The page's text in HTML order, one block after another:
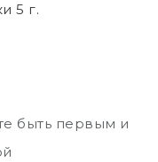
5 г.
быть первым и